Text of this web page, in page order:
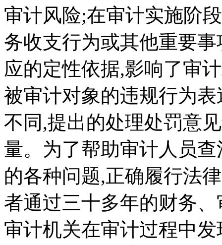
审计风险;在审计实施阶
务收支行为或其他重要
应的定性依据,影响了审
被审计对象的违规行为
不同,提出的处理处罚意
量。为了帮助审计人员
的各种问题,正确履行法
者通过三十多年的财务
审计机关在审计过程中